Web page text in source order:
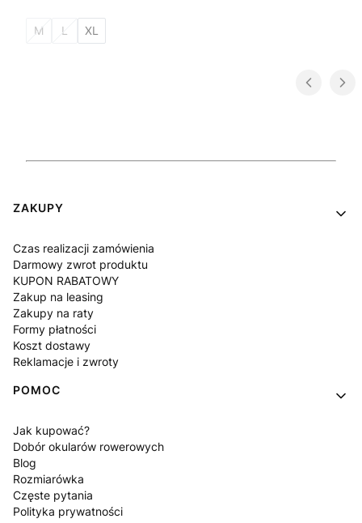
M L XL
Linki w stopce
ZAKUPY
Czas realizacji zamówienia
Darmowy zwrot produktu
KUPON RABATOWY
Zakup na leasing
Zakupy na raty
Formy płatności
Koszt dostawy
Reklamacje i zwroty
POMOC
Jak kupować?
Dobór okularów rowerowych
Blog
Rozmiarówka
Częste pytania
Polityka prywatności